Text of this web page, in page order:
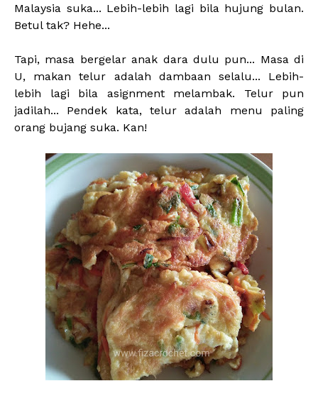
Malaysia suka... Lebih-lebih lagi bila hujung bulan.
Betul tak? Hehe...
Tapi, masa bergelar anak dara dulu pun... Masa di
U, makan telur adalah dambaan selalu... Lebih-
lebih lagi bila asignment melambak. Telur pun
jadilah... Pendek kata, telur adalah menu paling
orang bujang suka. Kan!